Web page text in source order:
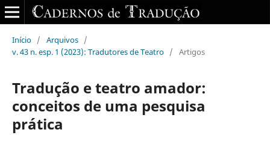
Início / Arquivos /
v. 43 n. esp. 1 (2023): Tradutores de Teatro / Artigos
Tradução e teatro amador:
conceitos de uma pesquisa
prática